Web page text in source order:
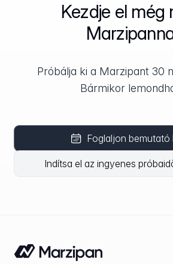
Kezdje el még
Próbálja ki a Marzipant 30
Bármikor
Foglaljon bemutató
Indítsa el az ingyenes